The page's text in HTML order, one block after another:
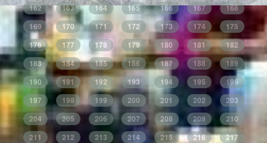
162
163 164 165 166 167
168
169
170 171 172 173 174
175
176
177 178 179 180 181
182
183
184 185 186 187 188
189
190
191 192 193 194 195
196
197
198 199 200 201 202
203
204
205 206 207 208 209
210
211
212 213 214 215 216
217